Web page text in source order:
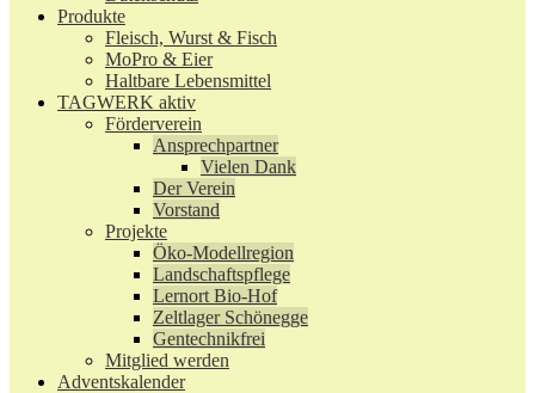
Produkte
Fleisch, Wurst & Fisch
MoPro & Eier
Haltbare Lebensmittel
TAGWERK aktiv
Förderverein
Ansprechpartner
Vielen Dank
Der Verein
Vorstand
Projekte
Öko-Modellregion
Landschaftspflege
Lernort Bio-Hof
Zeltlager Schönegge
Gentechnikfrei
Mitglied werden
Adventskalender